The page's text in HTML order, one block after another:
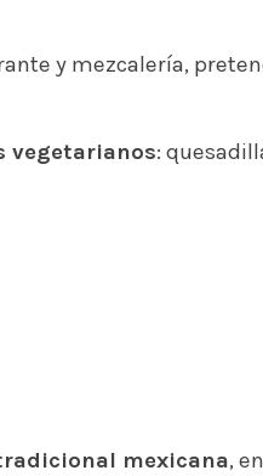
y mezcalería,
vegetarianos:
mexicana,